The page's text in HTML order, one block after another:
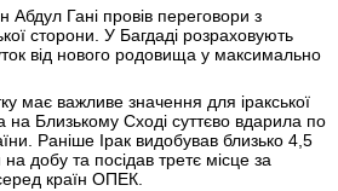
Абдул Гані провів переговори з
сторони. У Багдаді розраховують
від нового родовища у максимально
має важливе значення для іракської
на Близькому Сході суттєво вдарила по
Раніше Ірак видобував близько 4,5
добу та посідав третє місце за
країн ОПЕК.